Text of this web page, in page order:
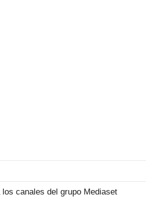
canales del grupo Mediaset